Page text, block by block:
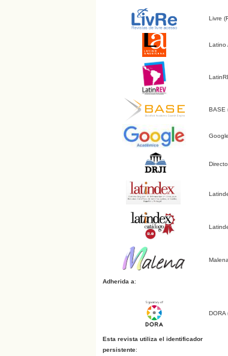
Livre
Latino
BASE
Adherida a:
Esta revista utiliza el identificador
persistente: